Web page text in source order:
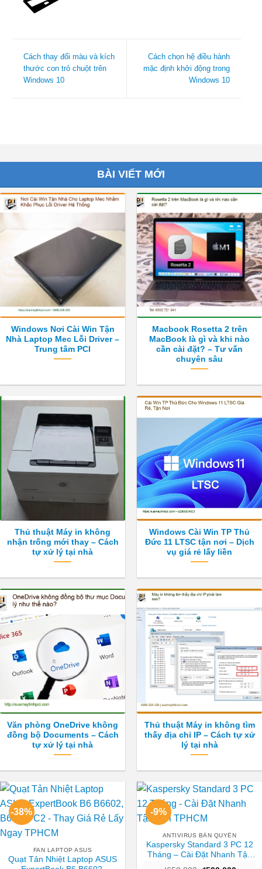
Cách thay đổi màu và kích
thước con trỏ chuột trên
Windows 10
Cách chọn hệ điều hành
mặc định khởi động trong
Windows 10
BÀI VIẾT MỚI
Windows Nơi Cài Win Tận
Nhà Laptop Mec Lỗi Driver –
Trung tâm PCI
Macbook Rosetta 2 trên
MacBook là gì và khi nào
cần cài đặt? – Tư vấn
chuyên sâu
Thủ thuật Máy in không
nhận trống mới thay – Cách
tự xử lý tại nhà
Windows Cài Win TP Thủ
Đức 11 LTSC tận nơi – Dịch
vụ giá rẻ lấy liền
Văn phòng OneDrive không
đồng bộ Documents – Cách
tự xử lý tại nhà
Thủ thuật Máy in không tìm
thấy địa chỉ IP – Cách tự xử
lý tại nhà
-38%
FAN LAPTOP ASUS
Quạt Tản Nhiệt Laptop ASUS
-9%
ANTIVIRUS BẢN QUYỀN
Kaspersky Standard 3 PC 12
Tháng – Cài Đặt Nhanh Tận